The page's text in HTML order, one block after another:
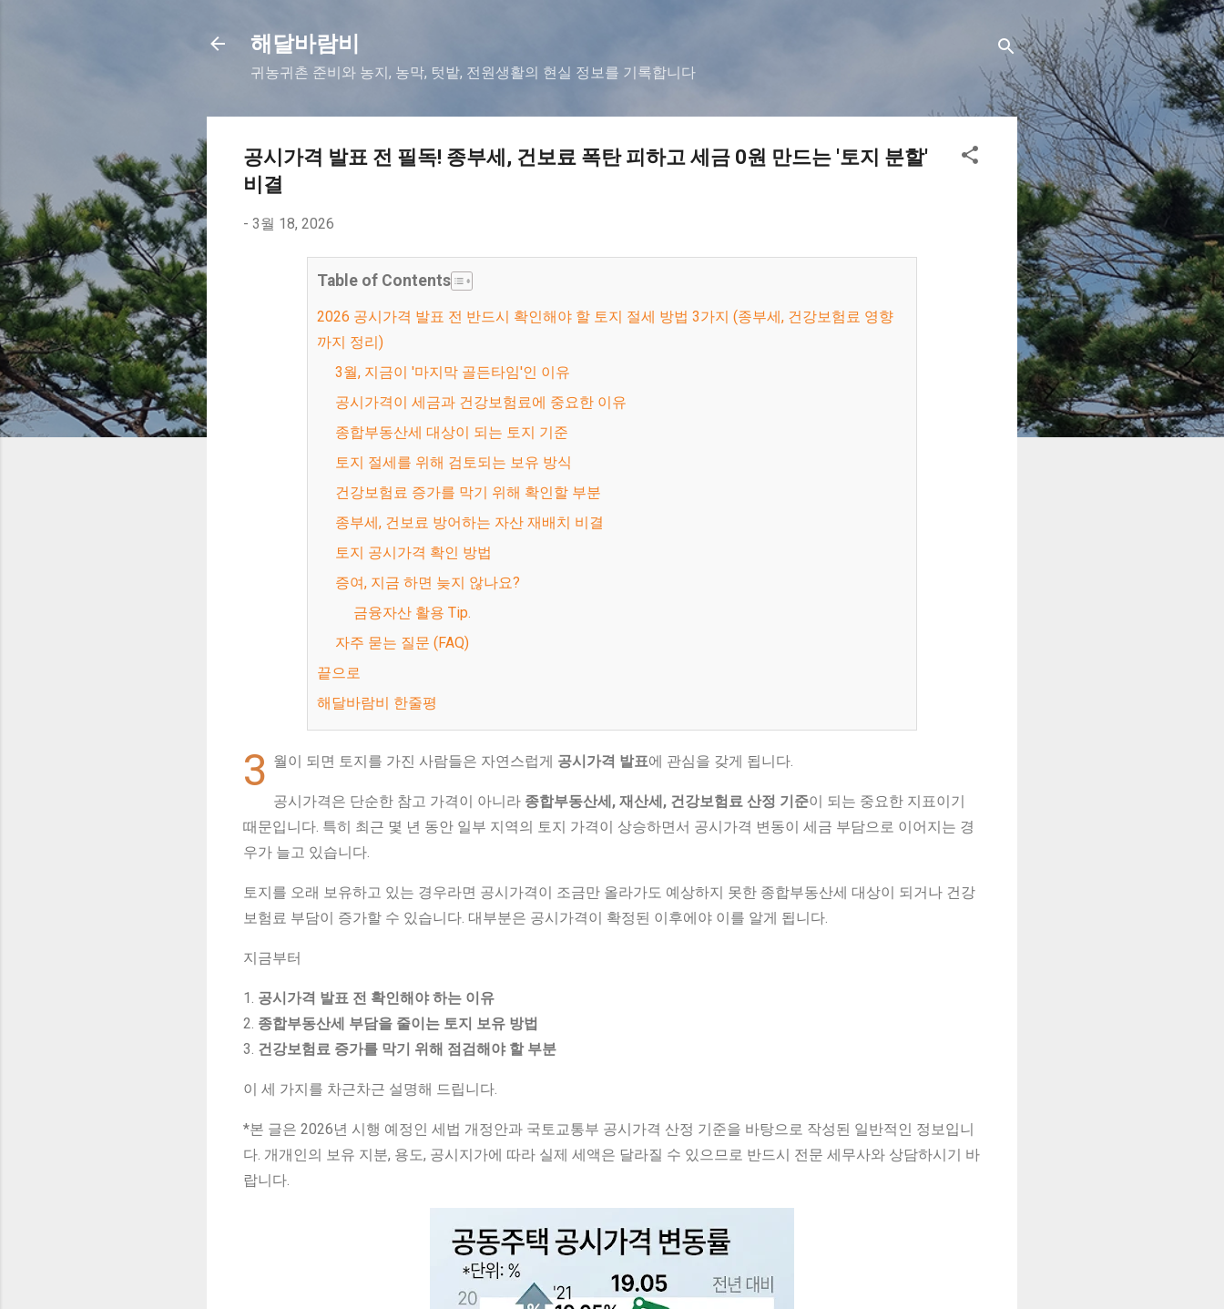
해달바람비
귀농귀촌 준비와 농지, 농막, 텃밭, 전원생활의 현실 정보를 기록합니다
공시가격 발표 전 필독! 종부세, 건보료 폭탄 피하고 세금 0원 만드는 '토지 분할'
비결
- 3월 18, 2026
Table of Contents
2026 공시가격 발표 전 반드시 확인해야 할 토지 절세 방법 3가지 (종부세, 건강보험료 영향
까지 정리)
3월, 지금이 '마지막 골든타임'인 이유
공시가격이 세금과 건강보험료에 중요한 이유
종합부동산세 대상이 되는 토지 기준
토지 절세를 위해 검토되는 보유 방식
건강보험료 증가를 막기 위해 확인할 부분
종부세, 건보료 방어하는 자산 재배치 비결
토지 공시가격 확인 방법
증여, 지금 하면 늦지 않나요?
금융자산 활용 Tip.
자주 묻는 질문 (FAQ)
끝으로
해달바람비 한줄평
3 월이 되면 토지를 가진 사람들은 자연스럽게 공시가격 발표에 관심을 갖게 됩니다.
공시가격은 단순한 참고 가격이 아니라 종합부동산세, 재산세, 건강보험료 산정 기준이 되는 중요한 지표이기
때문입니다. 특히 최근 몇 년 동안 일부 지역의 토지 가격이 상승하면서 공시가격 변동이 세금 부담으로 이어지는 경
우가 늘고 있습니다.
토지를 오래 보유하고 있는 경우라면 공시가격이 조금만 올라가도 예상하지 못한 종합부동산세 대상이 되거나 건강
보험료 부담이 증가할 수 있습니다. 대부분은 공시가격이 확정된 이후에야 이를 알게 됩니다.
지금부터
1. 공시가격 발표 전 확인해야 하는 이유
2. 종합부동산세 부담을 줄이는 토지 보유 방법
3. 건강보험료 증가를 막기 위해 점검해야 할 부분
이 세 가지를 차근차근 설명해 드립니다.
*본 글은 2026년 시행 예정인 세법 개정안과 국토교통부 공시가격 산정 기준을 바탕으로 작성된 일반적인 정보입니
다. 개개인의 보유 지분, 용도, 공시지가에 따라 실제 세액은 달라질 수 있으므로 반드시 전문 세무사와 상담하시기 바
랍니다.